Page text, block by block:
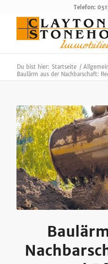
Telefon:
Du bist hier: Startseite /
Baulärm aus der Nachbarschaft: